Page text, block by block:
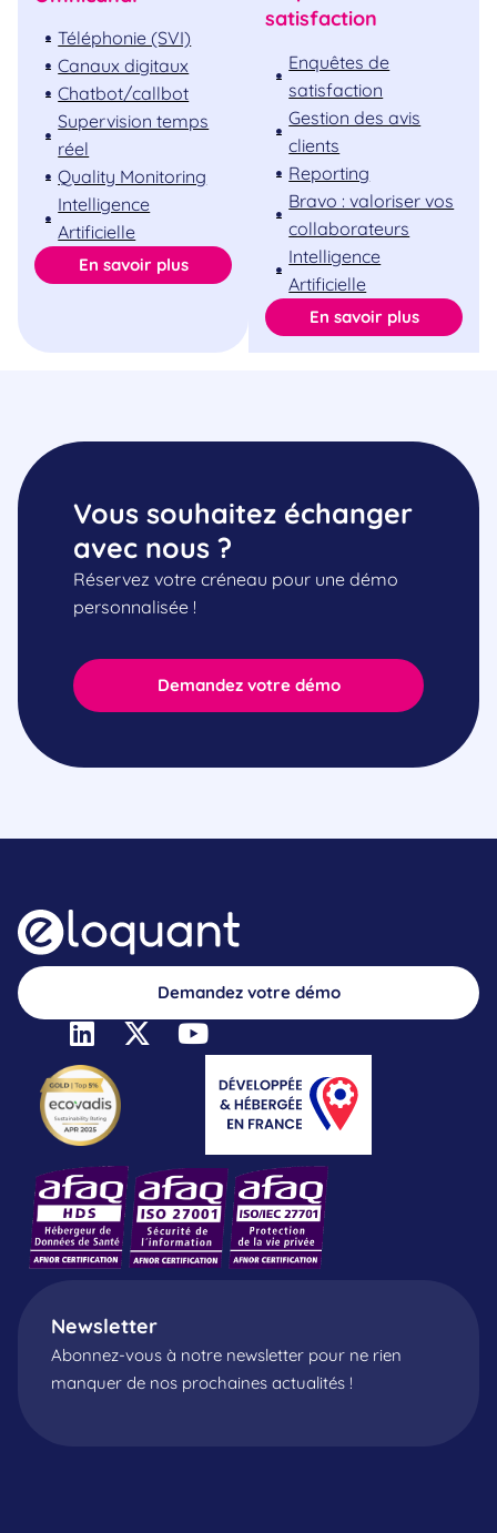
Téléphonie (SVI)
Canaux digitaux
Chatbot/callbot
Supervision temps
réel
Quality Monitoring
Intelligence
Artificielle
En savoir plus
satisfaction
Enquêtes de
satisfaction
Gestion des avis
clients
Reporting
Bravo : valoriser vos
collaborateurs
Intelligence
Artificielle
En savoir plus
Demandez votre démo
Vous souhaitez échanger
avec nous ?
Réservez votre créneau pour une démo
personnalisée !
Demandez votre démo
Newsletter
Abonnez-vous à notre newsletter pour ne rien
manquer de nos prochaines actualités !